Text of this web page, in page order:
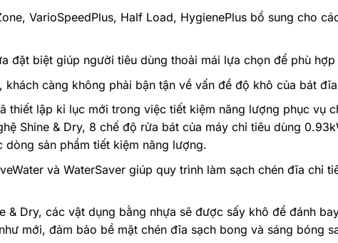
VarioSpeedPlus, Half Load, HygienePlus bổ sung cho
đặt biệt giúp người tiêu dùng thoải mái lựa chọn để phù
càng không phải bận tận về vấn đề độ khô của bát
thiết lập kỉ lục mới trong việc tiết kiệm năng lượng phục vụ
Shine & Dry, 8 chế độ rửa bát của máy chỉ tiêu dùng
sản phẩm tiết kiệm năng lượng.
và WaterSaver giúp quy trình làm sạch chén đĩa chỉ
& Dry, các vật dụng bằng nhựa sẽ được sấy khô để đánh
mới, đảm bảo bề mặt chén đĩa sạch bong và sáng bóng